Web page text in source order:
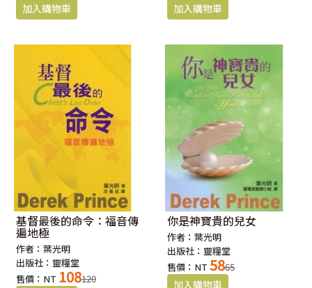
基督最後的命令：福音傳
遍地極
作者：葉光明
出版社：靈糧堂
售價：NT 108120
你是神寶貴的兒女
作者：葉光明
出版社：靈糧堂
售價：NT 5865